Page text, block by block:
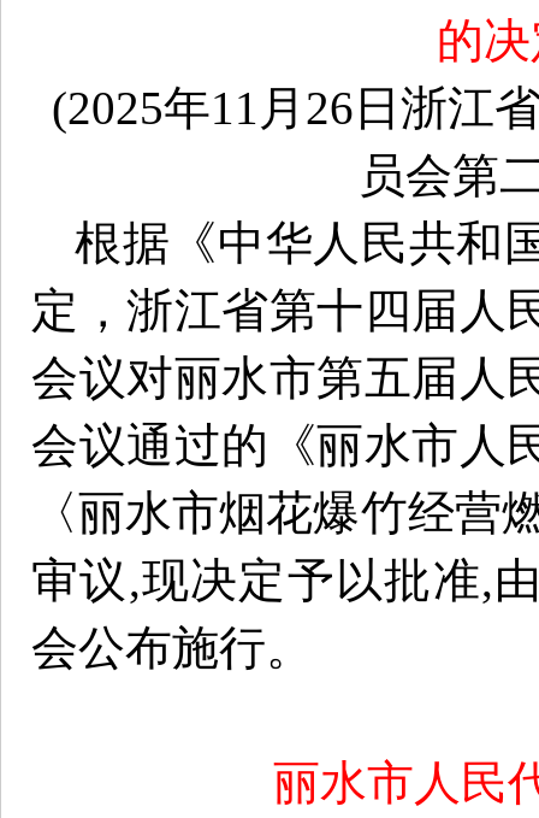
的
(2025年11月26日浙江
员会第
根据《中华人民共和
定，浙江省第十四届人
会议对丽水市第五届人
会议通过的《丽水市人
〈丽水市烟花爆竹经营
审议,现决定予以批准,
会公布施行。
丽水市人民